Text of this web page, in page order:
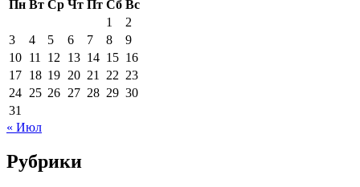
Пн Вт Ср Чт Пт Сб Вс
1
2
3
4 5 6 7 8
9
10 11 12 13 14 15 16
17 18 19 20 21 22 23
24 25 26 27 28 29 30
31
« Июл
Рубрики